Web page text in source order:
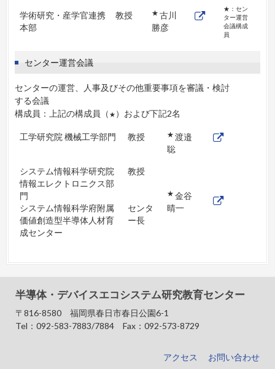
学術研究・産学官連携
本部
教授 ★ 古川
勝彦
★：セン
ター運営
会議構成
員
センター運営会議
センターの運営、人事及びその他重要事項を審議・検討
する会議
構成員：上記の構成員（ ★ ）および下記2名
工学研究院 機械工学部門 教授 ★ 渡邉
聡
システム情報科学研究院
情報エレクトロニクス部
門
教授
★ 金谷
晴一
システム情報科学府附属
価値創造型半導体人材育
成センター
センタ
ー長
半導体・デバイスエコシステム研究教育センター
〒816-8580 福岡県春日市春日公園6-1
Tel：092-583-7883/7884 Fax：092-573-8729
アクセス お問い合わせ